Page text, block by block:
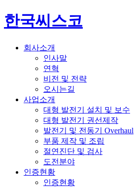
한국씨스코
회사소개
인사말
연혁
비전 및 전략
오시는길
사업소개
대형 발전기 설치 및 보수
대형 발전기 권선제작
발전기 및 전동기 Overhaul
부품 제작 및 조립
절연진단 및 검사
도전분야
인증현황
인증현황